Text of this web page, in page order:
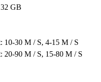
GB
10-30 M / S, 4-15 M / S
20-90 M / S, 15-80 M / S